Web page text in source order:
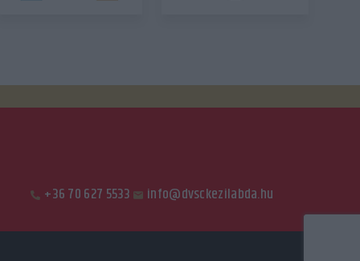
+36 70 627 5533 info@dvsckezilabda.hu